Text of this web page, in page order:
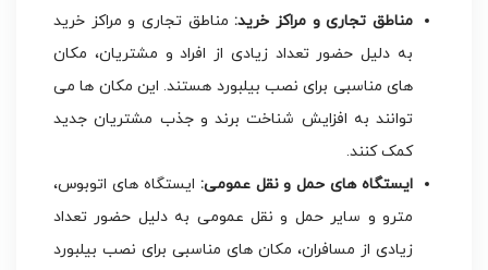
مناطق تجاری و مراکز خرید: مناطق تجاری و مراکز خرید
به دلیل حضور تعداد زیادی از افراد و مشتریان، مکان
های مناسبی برای نصب بیلبورد هستند. این مکان ها می
توانند به افزایش شناخت برند و جذب مشتریان جدید
کمک کنند.
ایستگاه های حمل و نقل عمومی: ایستگاه های اتوبوس،
مترو و سایر حمل و نقل عمومی به دلیل حضور تعداد
زیادی از مسافران، مکان های مناسبی برای نصب بیلبورد